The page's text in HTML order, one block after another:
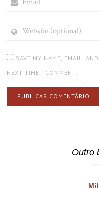
(OPTIONAL)
SAVE MY NAME, EMAIL,
NEXT TIME I COMMENT.
Outro